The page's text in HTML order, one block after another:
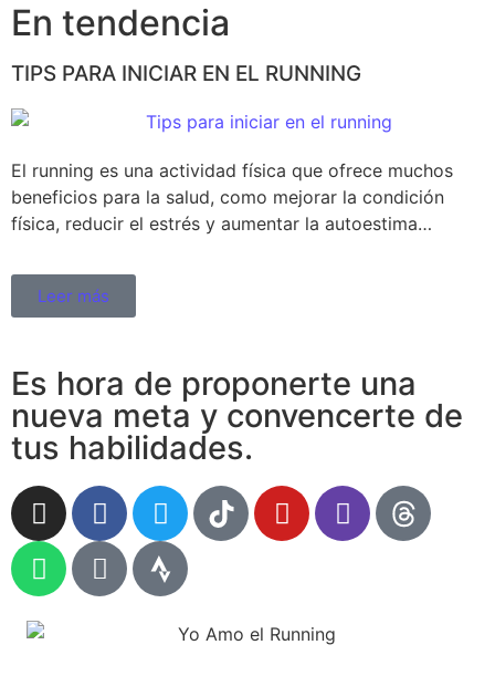
En tendencia
TIPS PARA INICIAR EN EL RUNNING
El running es una actividad física que ofrece muchos
beneficios para la salud, como mejorar la condición
física, reducir el estrés y aumentar la autoestima…
Leer más
Es hora de proponerte una
nueva meta y convencerte de
tus habilidades.